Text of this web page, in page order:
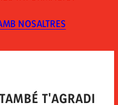
NOSALTRES
T'AGRADI